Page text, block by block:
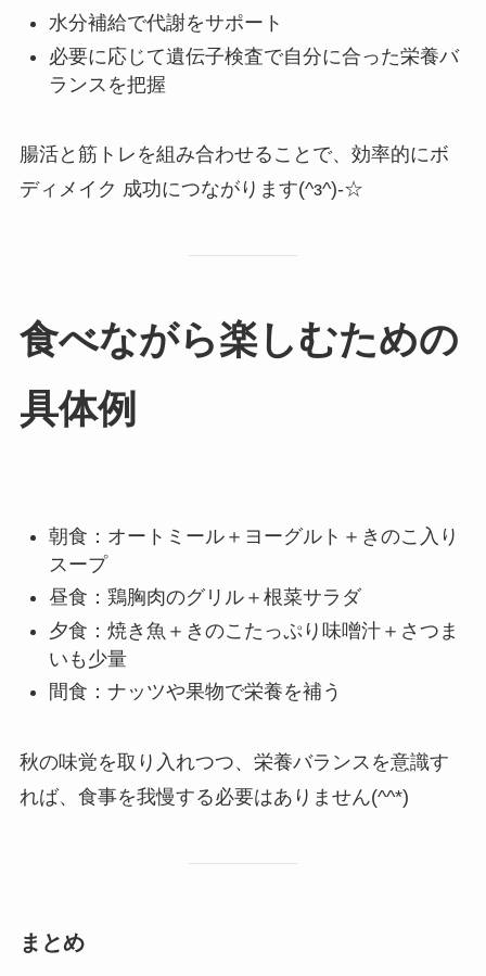
水分補給で代謝をサポート
必要に応じて遺伝子検査で自分に合った栄養バ
ランスを把握
腸活と筋トレを組み合わせることで、効率的にボ
ディメイク 成功につながります(^з^)-☆
食べながら楽しむための
具体例
朝食：オートミール＋ヨーグルト＋きのこ入り
スープ
昼食：鶏胸肉のグリル＋根菜サラダ
夕食：焼き魚＋きのこたっぷり味噌汁＋さつま
いも少量
間食：ナッツや果物で栄養を補う
秋の味覚を取り入れつつ、栄養バランスを意識す
れば、食事を我慢する必要はありません(^^*)
まとめ